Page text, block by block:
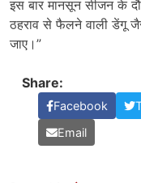
इस बार मानसून सीजन के
ठहराव से फैलने वाली डेंगू
जाए।”
Share:
Facebook
Email